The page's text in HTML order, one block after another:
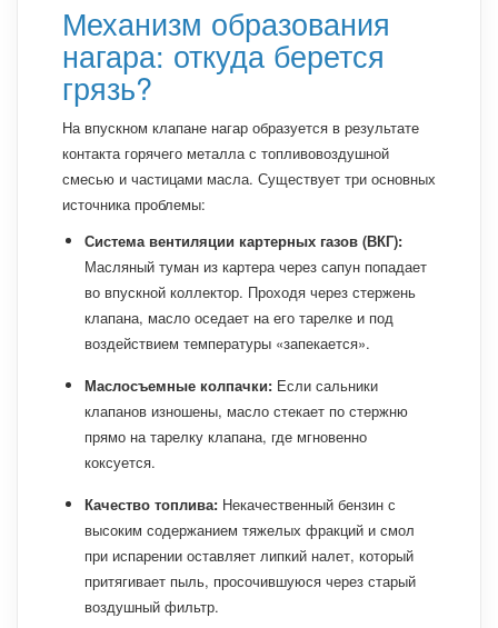
Механизм образования
нагара: откуда берется
грязь?
На впускном клапане нагар образуется в результате
контакта горячего металла с топливовоздушной
смесью и частицами масла. Существует три основных
источника проблемы:
Система вентиляции картерных газов (ВКГ):
Масляный туман из картера через сапун попадает
во впускной коллектор. Проходя через стержень
клапана, масло оседает на его тарелке и под
воздействием температуры «запекается».
Маслосъемные колпачки: Если сальники
клапанов изношены, масло стекает по стержню
прямо на тарелку клапана, где мгновенно
коксуется.
Качество топлива: Некачественный бензин с
высоким содержанием тяжелых фракций и смол
при испарении оставляет липкий налет, который
притягивает пыль, просочившуюся через старый
воздушный фильтр.